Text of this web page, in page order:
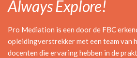
Always Explore!
Pro Mediation is een door de FBC
opleidingverstrekker met een team van
docenten die ervaring hebben in de